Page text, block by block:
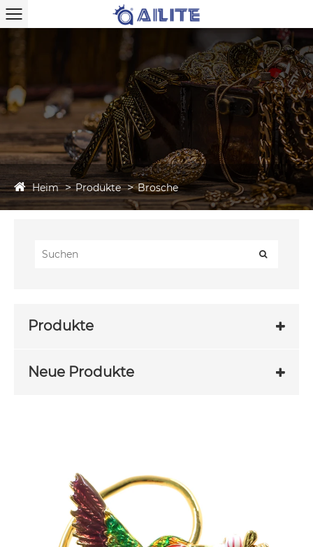
Heim Produkte Brosche
Produkte
Neue Produkte